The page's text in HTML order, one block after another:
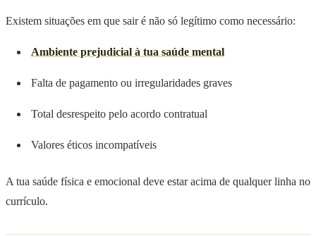
Existem situações em que sair é não só legítimo como necessário:
Ambiente prejudicial à tua saúde mental
Falta de pagamento ou irregularidades graves
Total desrespeito pelo acordo contratual
Valores éticos incompatíveis
A tua saúde física e emocional deve estar acima de qualquer linha no
currículo.